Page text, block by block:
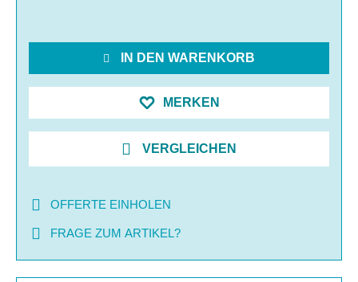
IN DEN WARENKORB
MERKEN
VERGLEICHEN
OFFERTE EINHOLEN
FRAGE ZUM ARTIKEL?